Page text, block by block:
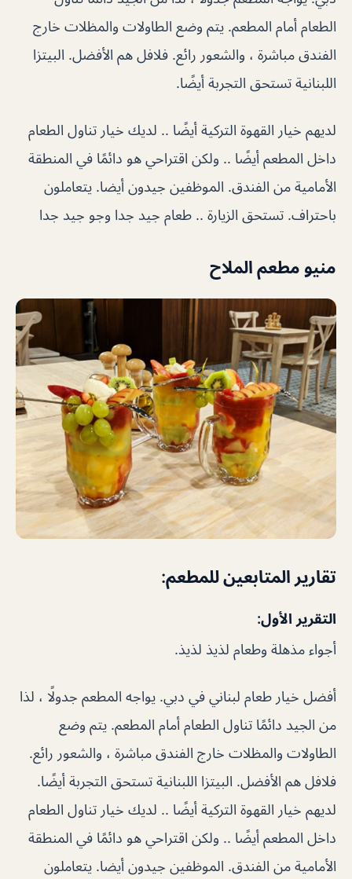
الطعام أمام المطعم. يتم وضع الطاولات والمظلات خارج
الفندق مباشرة ، والشعور رائع. فلافل هم الأفضل. البيتزا
اللبنانية تستحق التجربة أيضًا.
لديهم خيار القهوة التركية أيضًا .. لديك خيار تناول الطعام
داخل المطعم أيضًا .. ولكن اقتراحي هو دائمًا في المنطقة
الأمامية من الفندق. الموظفين جيدون أيضا. يتعاملون
باحتراف. تستحق الزيارة .. طعام جيد جدا وجو جيد جدا
منيو مطعم الملاح
تقارير المتابعين للمطعم:
التقرير الأول:
أجواء مذهلة وطعام لذيذ لذيذ.
أفضل خيار طعام لبناني في دبي. يواجه المطعم جدولًا ، لذا
من الجيد دائمًا تناول الطعام أمام المطعم. يتم وضع
الطاولات والمظلات خارج الفندق مباشرة ، والشعور رائع.
فلافل هم الأفضل. البيتزا اللبنانية تستحق التجربة أيضًا.
لديهم خيار القهوة التركية أيضًا .. لديك خيار تناول الطعام
داخل المطعم أيضًا .. ولكن اقتراحي هو دائمًا في المنطقة
الأمامية من الفندق. الموظفين جيدون أيضا. يتعاملون